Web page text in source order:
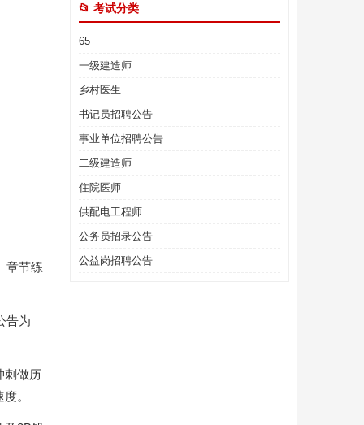
章节练
告为
刺做历
。
📂 考试分类
65
一级建造师
乡村医生
书记员招聘公告
事业单位招聘公告
二级建造师
住院医师
供配电工程师
公务员招录公告
公益岗招聘公告